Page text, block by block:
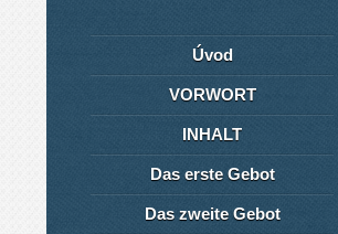
Úvod
VORWORT
INHALT
Das erste Gebot
Das zweite Gebot